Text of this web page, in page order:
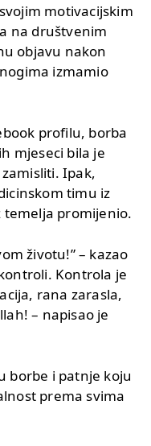
motivacijskim
na društvenim
objavu nakon
izmamio
profilu, borba
mjeseci bila je
Ipak,
timu iz
temelja promijenio.
životu!” – kazao
Kontrola je
rana zarasla,
– napisao je
borbe i patnje koju
prema svima